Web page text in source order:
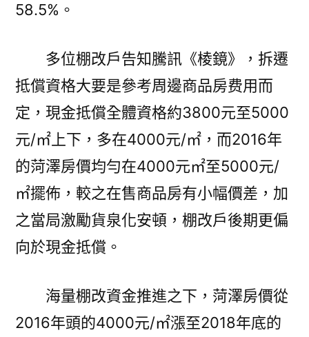
58.5%。
多位棚改戶告知騰訊《棱鏡》，拆遷
抵償資格大要是參考周邊商品房费用而
定，現金抵償全體資格約3800元至5000
元/㎡上下，多在4000元/㎡，而2016年
的菏澤房價均勻在4000元㎡至5000元/
㎡擺佈，較之在售商品房有小幅價差，加
之當局激勵貨泉化安頓，棚改戶後期更偏
向於現金抵償。
海量棚改資金推進之下，菏澤房價從
2016年頭的4000元/㎡漲至2018年底的